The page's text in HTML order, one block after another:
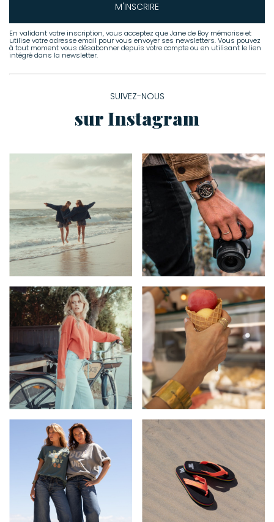
M'INSCRIRE
En validant votre inscription, vous acceptez que Jane de Boy mémorise et
utilise votre adresse email pour vous envoyer ses newsletters. Vous pouvez
à tout moment vous désabonner depuis votre compte ou en utilisant le lien
intégré dans la newsletter.
SUIVEZ-NOUS
sur Instagram